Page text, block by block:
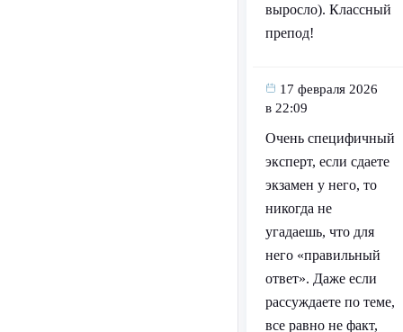
выросло). Классный
препод!
17 февраля 2026
в 22:09
Очень специфичный
эксперт, если сдаете
экзамен у него, то
никогда не
угадаешь, что для
него «правильный
ответ». Даже если
рассуждаете по теме,
все равно не факт,